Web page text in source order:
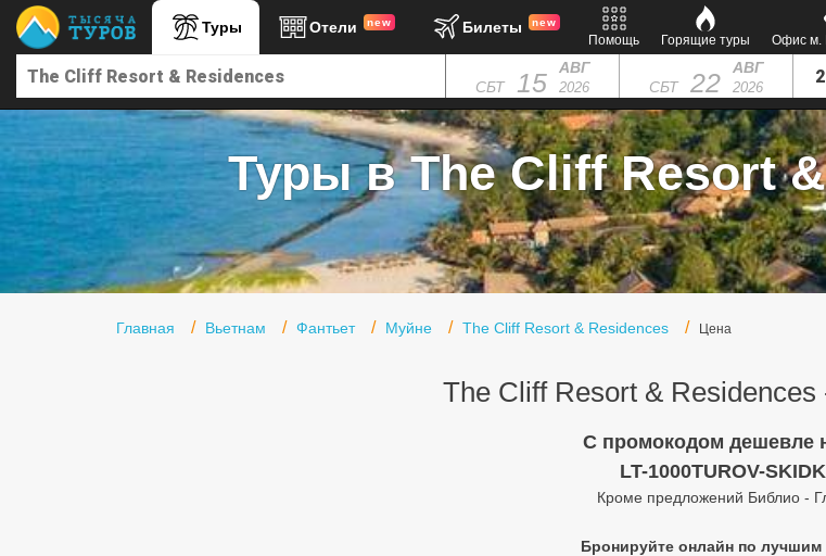
Туры Отели new Билеты new
Помощь Горящие туры Офис м.
СБТ 15 АВГ
2026 СБТ 22 АВГ
2026
Туры в The Cliff Resort
Главная Вьетнам Фантьет Муйне The Cliff Resort & Residences Цена
The Cliff Resort &
C промокодом дешевле
LT-1000TUROV-
Кроме предложений Библио -
Бронируйте онлайн по лучшим
Главная
Туры в Египет
Офис г. Москва